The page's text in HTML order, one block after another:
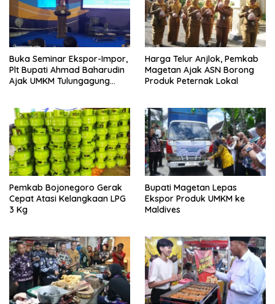
Buka Seminar Ekspor-Impor,
Plt Bupati Ahmad Baharudin
Ajak UMKM Tulungagung
Harga Telur Anjlok, Pemkab
Magetan Ajak ASN Borong
Produk Peternak Lokal
Pemkab Bojonegoro Gerak
Cepat Atasi Kelangkaan LPG
3 Kg
Bupati Magetan Lepas
Ekspor Produk UMKM ke
Maldives